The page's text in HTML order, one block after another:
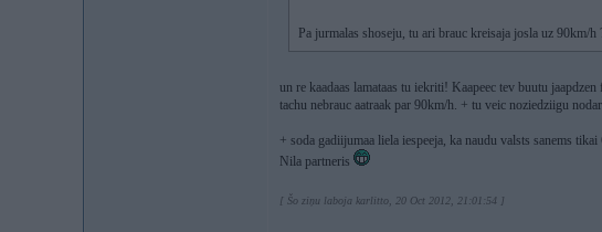
Pa jurmalas shoseju, tu ari brauc kreisaja josla uz 90km/h
un re kaadaas lamataas tu iekriti! Kaapeec tev buutu
tachu nebrauc aatraak par 90km/h. + tu veic noziedziigu
+ soda gadiijumaa liela iespeeja, ka naudu valsts sanems
Nila partneris
[ Šo ziņu laboja karlitto, 20 Oct 2012, 21:01:54 ]